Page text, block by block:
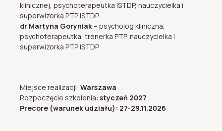
klinicznej, psychoterapeutka ISTDP, nauczycielka i
superwizorka PTP ISTDP
dr Martyna Goryniak– psycholog kliniczna,
psychoterapeutka, trenerka PTP, nauczycielka i
superwizorka PTP ISTDP
Miejsce realizacji: Warszawa
Rozpoczęcie szkolenia: styczeń 2027
Precore (warunek udziału): 27-29.11.2026